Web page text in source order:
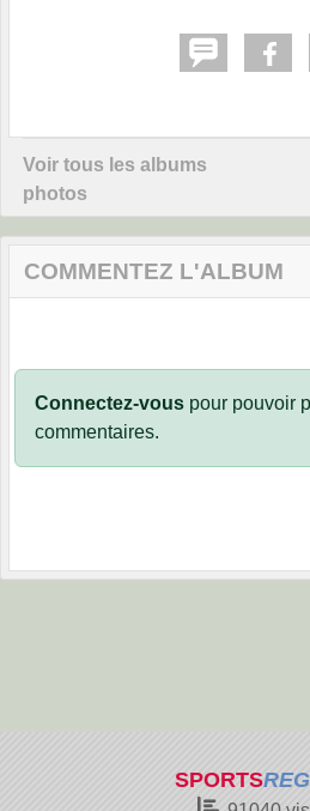
Voir tous les albums
photos
COMMENTEZ L'ALBUM
Connectez-vous pour pouvoir
commentaires.
SPORTS